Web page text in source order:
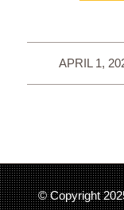
APRIL 1,
/
© Copyright